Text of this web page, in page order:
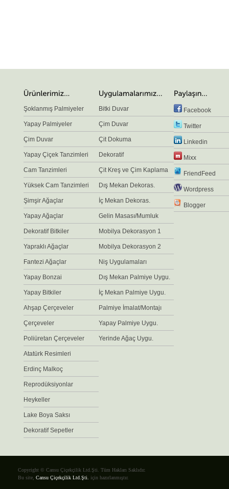
Şoklanmış Palmiyeler
Yapay Palmiyeler
Çim Duvar
Yapay Çiçek Tanzimleri
Cam Tanzimleri
Yüksek Cam Tanzimleri
Şimşir Ağaçlar
Yapay Ağaçlar
Dekoratif Bitkiler
Yapraklı Ağaçlar
Fantezi Ağaçlar
Yapay Bonzai
Yapay Bitkiler
Ahşap Çerçeveler
Çerçeveler
Poliüretan Çerçeveler
Atatürk Resimleri
Erdinç Malkoç
Reprodüksiyonlar
Heykeller
Lake Boya Saksı
Dekoratif Sepetler
Bitki Duvar
Çim Duvar
Çit Dokuma
Dekoratif
Çit Kreş ve Çim Kaplama
Dış Mekan Dekoras.
İç Mekan Dekoras.
Gelin Masası/Mumluk
Mobilya Dekorasyon 1
Mobilya Dekorasyon 2
Niş Uygulamaları
Dış Mekan Palmiye Uygu.
İç Mekan Palmiye Uygu.
Palmiye İmalat/Montajı
Yapay Palmiye Uygu.
Yerinde Ağaç Uygu.
Facebook
Twitter
Linkedin
Mixx
FriendFeed
Wordpress
Blogger
Copyright © Cansu Çiçekçilik Ltd.Şti. Tüm Hakları Saklıdır.
Bu site, Cansu Çiçekçilik Ltd.Şti. için hazırlanmıştır.